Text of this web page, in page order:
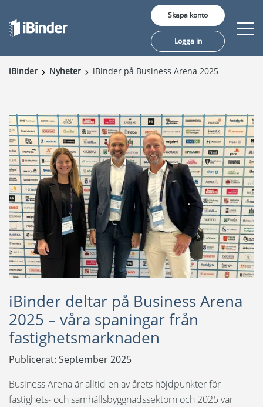
Pris
Insikter
Kunder
Om oss
Språk:
English
Dansk
Polski
Skapa konto
Logga in
iBinder Nyheter iBinder på Business Arena 2025
iBinder deltar på Business Arena
2025 – våra spaningar från
fastighetsmarknaden
Publicerat: September 2025
Business Arena är alltid en av årets höjdpunkter för
fastighets- och samhällsbyggnadssektorn och 2025 var